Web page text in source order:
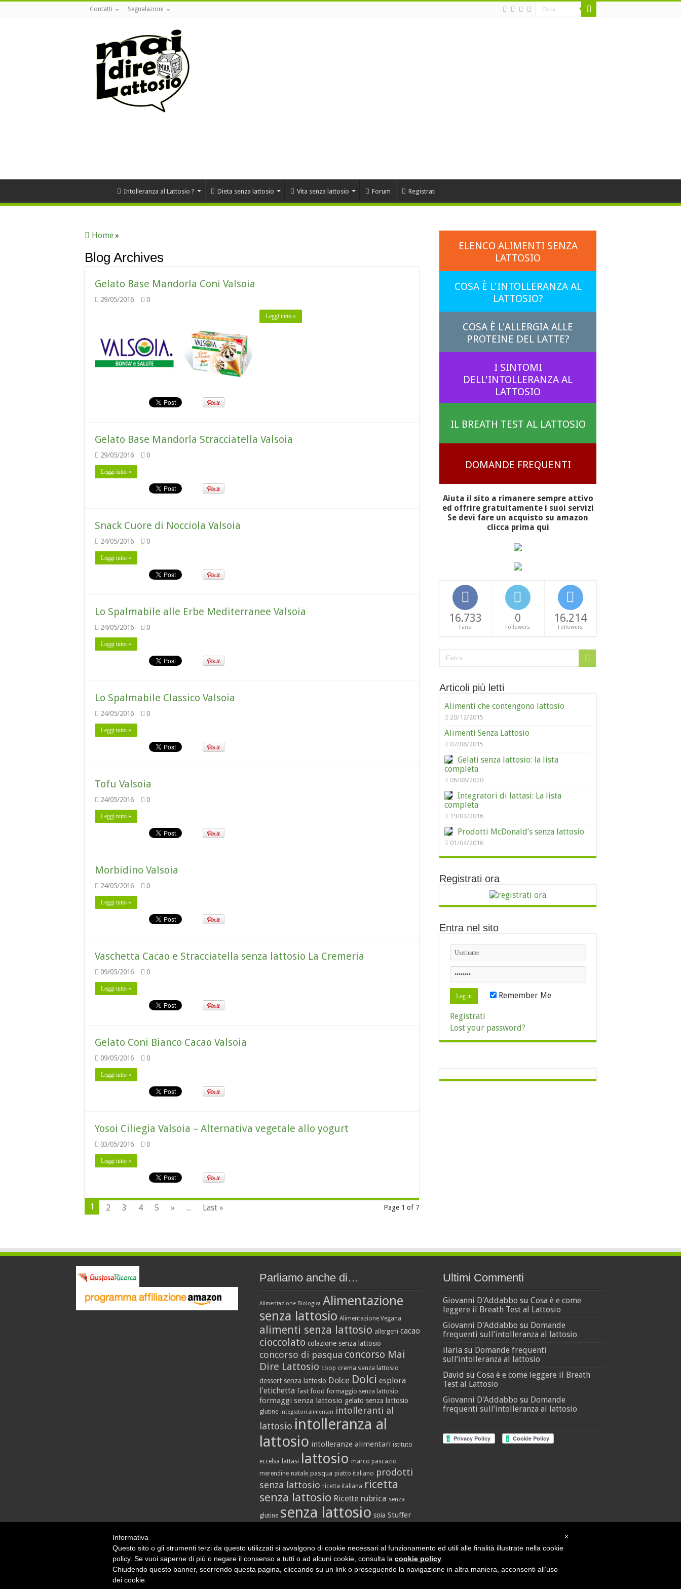
Contatti Segnalazioni
Intolleranza al Lattosio ? Dieta senza lattosio Vita senza lattosio Forum Registrati
Home»
Blog Archives
Gelato Base Mandorla Coni Valsoia
29/05/2016 0
Leggi tutto »
Gelato Base Mandorla Stracciatella Valsoia
29/05/2016 0
Leggi tutto »
Snack Cuore di Nocciola Valsoia
24/05/2016 0
Leggi tutto »
Lo Spalmabile alle Erbe Mediterranee Valsoia
24/05/2016 0
Leggi tutto »
Lo Spalmabile Classico Valsoia
24/05/2016 0
Leggi tutto »
Tofu Valsoia
24/05/2016 0
Leggi tutto »
Morbidino Valsoia
24/05/2016 0
Leggi tutto »
Vaschetta Cacao e Stracciatella senza lattosio La Cremeria
09/05/2016 0
Leggi tutto »
Gelato Coni Bianco Cacao Valsoia
09/05/2016 0
Leggi tutto »
Yosoi Ciliegia Valsoia – Alternativa vegetale allo yogurt
03/05/2016 0
Leggi tutto »
Page 1 of 7
1 2 3 4 5 » ... Last »
ELENCO ALIMENTI SENZA
LATTOSIO
COSA È L'INTOLLERANZA AL
LATTOSIO?
COSA È L'ALLERGIA ALLE
PROTEINE DEL LATTE?
I SINTOMI
DELL'INTOLLERANZA AL
LATTOSIO
IL BREATH TEST AL LATTOSIO
DOMANDE FREQUENTI
Aiuta il sito a rimanere sempre attivo
ed offrire gratuitamente i suoi servizi
Se devi fare un acquisto su amazon
clicca prima qui
16.733
Fans
0
Followers
16.214
Followers
Articoli più letti
Alimenti che contengono lattosio
20/12/2015
Alimenti Senza Lattosio
07/08/2015
Gelati senza lattosio: la lista
completa
06/08/2020
Integratori di lattasi: La lista
completa
19/04/2016
Prodotti McDonald’s senza lattosio
01/04/2016
Registrati ora
Entra nel sito
Remember Me
Registrati
Lost your password?
Parliamo anche di…
Alimentazione Biologica Alimentazione
senza lattosio Alimentazione Vegana
alimenti senza lattosio allergeni cacao
cioccolato colazione senza lattosio
concorso di pasqua concorso Mai
Dire Lattosio coop crema senza lattosio
dessert senza lattosio Dolce Dolci esplora
l'etichetta fast food formaggio senza lattosio
formaggi senza lattosio gelato senza lattosio
glutine integratori alimentari intolleranti al
lattosio intolleranza al
lattosio intolleranze alimentari istituto
eccelsa lattasi lattosio marco pascazio
merendine natale pasqua piatto italiano prodotti
senza lattosio ricetta italiana ricetta
senza lattosio Ricette rubrica senza
glutine senza lattosio soia Stuffer
Ultimi Commenti
Giovanni D'Addabbo su Cosa è e come
leggere il Breath Test al Lattosio
Giovanni D'Addabbo su Domande
frequenti sull’intolleranza al lattosio
ilaria su Domande frequenti
sull’intolleranza al lattosio
David su Cosa è e come leggere il Breath
Test al Lattosio
Giovanni D'Addabbo su Domande
frequenti sull’intolleranza al lattosio
•Sitemap
© Nutras Srl - Via della Pace, 279 - 62100 Macerata (MC) | P.IVA 02038670432
Privacy Policy |Cookie Policy
×
Informativa
Questo sito o gli strumenti terzi da questo utilizzati si avvalgono di cookie necessari al funzionamento ed utili alle finalità illustrate nella cookie
policy. Se vuoi saperne di più o negare il consenso a tutti o ad alcuni cookie, consulta la cookie policy
Chiudendo questo banner, scorrendo questa pagina, cliccando su un link o proseguendo la navigazione in altra maniera, acconsenti all’uso
dei cookie.